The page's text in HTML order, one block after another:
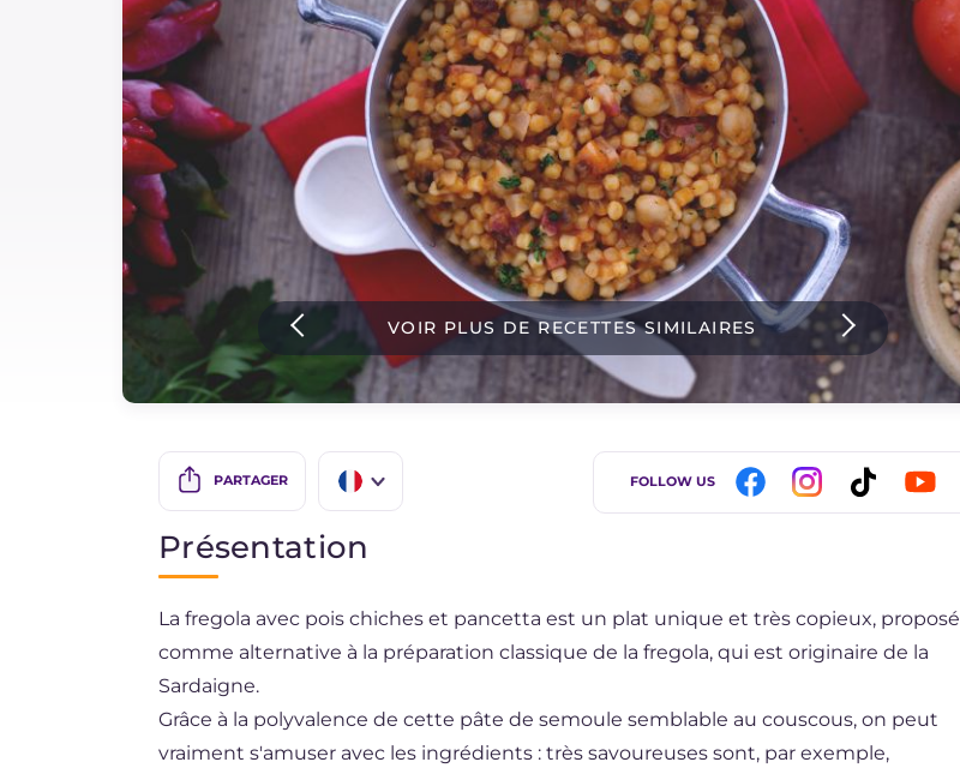
Dernieres recettes
IT Website
YouTube VOIR PLUS DE RECETTES SIMILAIRES
PARTAGER
ES
BR
NL
FOLLOW US
Présentation
La fregola avec pois chiches et pancetta est un plat unique et très copieux, proposé
comme alternative à la préparation classique de la fregola, qui est originaire de la
Sardaigne.
Grâce à la polyvalence de cette pâte de semoule semblable au couscous, on peut
vraiment s'amuser avec les ingrédients : très savoureuses sont, par exemple,